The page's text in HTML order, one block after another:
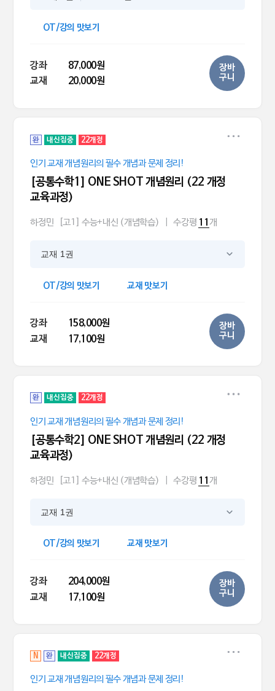
OT/강의 맛보기
강좌
87,000원
교재
20,000원
장바
구니
완 내신집중 22개정
인기 교재 개념원리의 필수 개념과 문제 정리!
[공통수학1] ONE SHOT 개념원리 (22 개정
교육과정)
하정민 [고1] 수능+내신 (개념학습) 수강평 11 개
교재 1권
OT/강의 맛보기 교재 맛보기
강좌
158,000원
교재
17,100원
장바
구니
완 내신집중 22개정
인기 교재 개념원리의 필수 개념과 문제 정리!
[공통수학2] ONE SHOT 개념원리 (22 개정
교육과정)
하정민 [고1] 수능+내신 (개념학습) 수강평 11 개
교재 1권
OT/강의 맛보기 교재 맛보기
강좌
204,000원
교재
17,100원
장바
구니
N 완 내신집중 22개정
인기 교재 개념원리의 필수 개념과 문제 정리!